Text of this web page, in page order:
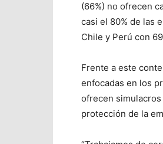
(66%) no ofrecen
casi el 80% de las
Chile y Perú con
Frente a este
enfocadas en los
ofrecen
protección de la